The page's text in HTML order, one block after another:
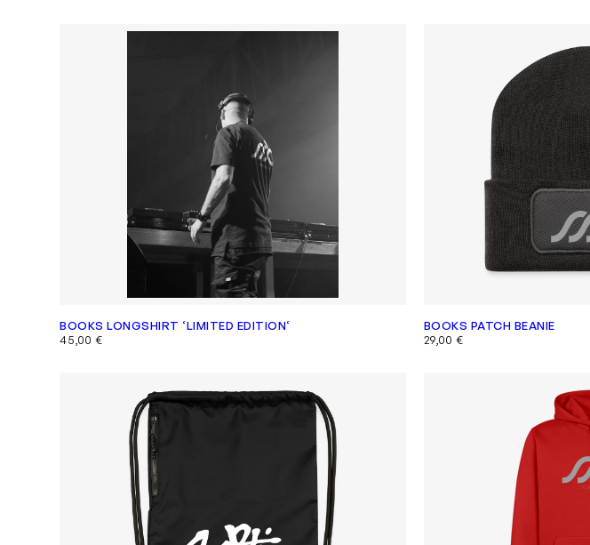
BOOKS LONGSHIRT ‘LIMITED EDITION‘
45,00€
BOOKS PATCH BEANIE
29,00 €